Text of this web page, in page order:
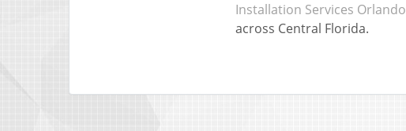
Installation Services Orlando
across Central Florida.